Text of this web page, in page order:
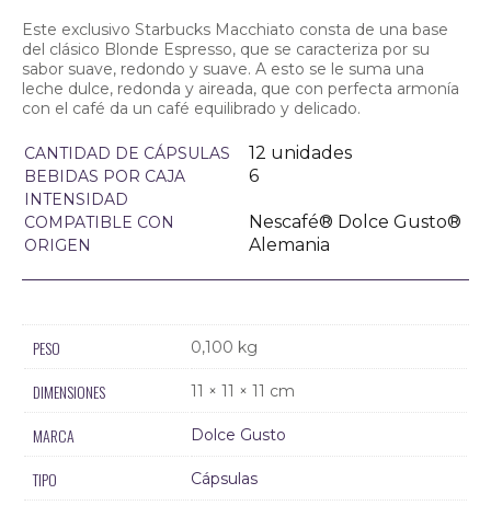
Este exclusivo Starbucks Macchiato consta de una base
del clásico Blonde Espresso, que se caracteriza por su
sabor suave, redondo y suave. A esto se le suma una
leche dulce, redonda y aireada, que con perfecta armonía
con el café da un café equilibrado y delicado.
CANTIDAD DE CÁPSULAS 12 unidades
BEBIDAS POR CAJA 6
INTENSIDAD
COMPATIBLE CON
Nescafé® Dolce Gusto®
ORIGEN Alemania
PESO 0,100 kg
DIMENSIONES 11 × 11 × 11 cm
MARCA Dolce Gusto
TIPO Cápsulas